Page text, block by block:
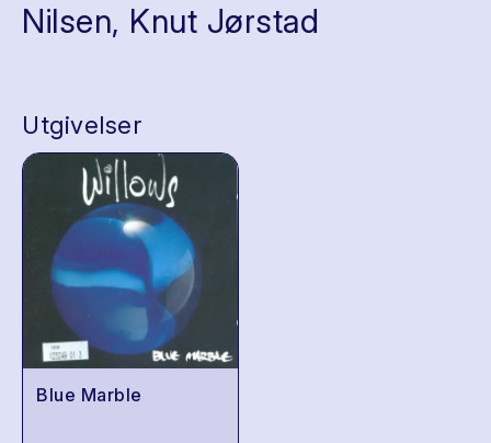
Nilsen, Knut Jørstad
Utgivelser
Blue Marble